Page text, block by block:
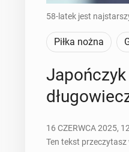
58-latek jest
Piłka nożna
Ja­poń­czyk
16 CZERWCA 2025,
Ten tekst przeczytasz